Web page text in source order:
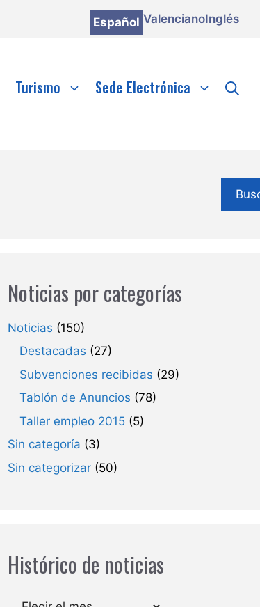
Español ValencianoInglés
Turismo Sede Electrónica
Noticias por categorías
Noticias (150)
Destacadas (27)
Subvenciones recibidas (29)
Tablón de Anuncios (78)
Taller empleo 2015(5)
Sin categoría (3)
Sin categorizar(50)
Histórico de noticias
Archivos